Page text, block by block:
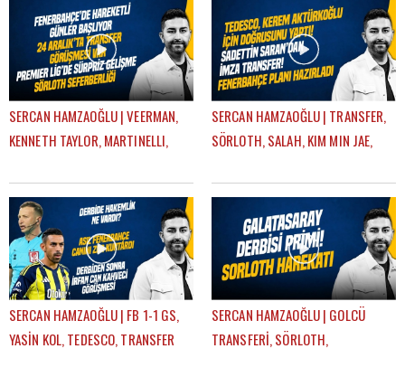
SERCAN HAMZAOĞLU | VEERMAN,
KENNETH TAYLOR, MARTINELLI,
FENERBAHÇE
SERCAN HAMZAOĞLU | TRANSFER,
SÖRLOTH, SALAH, KIM MIN JAE,
GÜNDEM FENERBAHÇE
SERCAN HAMZAOĞLU | FB 1-1 GS,
YASİN KOL, TEDESCO, TRANSFER
SERCAN HAMZAOĞLU | GOLCÜ
TRANSFERİ, SÖRLOTH,